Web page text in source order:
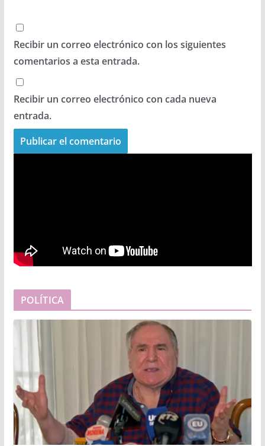
Recibir un correo electrónico con los siguientes
comentarios a esta entrada.
Recibir un correo electrónico con cada nueva
entrada.
POLÍTICA